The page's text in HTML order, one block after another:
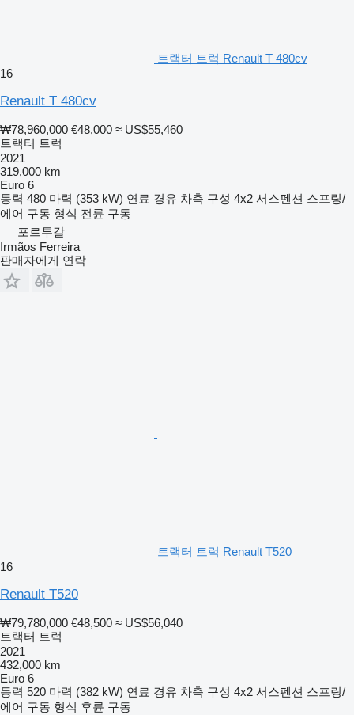
트랙터 트럭 Renault T 480cv
16
Renault T 480cv
₩78,960,000 €48,000 ≈ US$55,460
트랙터 트럭
2021
319,000 km
Euro 6
동력 480 마력 (353 kW) 연료 경유 차축 구성 4x2 서스펜션 스프링/
에어 구동 형식 전륜 구동
포르투갈
Irmãos Ferreira
판매자에게 연락
트랙터 트럭 Renault T520
16
Renault T520
₩79,780,000 €48,500 ≈ US$56,040
트랙터 트럭
2021
432,000 km
Euro 6
동력 520 마력 (382 kW) 연료 경유 차축 구성 4x2 서스펜션 스프링/
에어 구동 형식 후륜 구동